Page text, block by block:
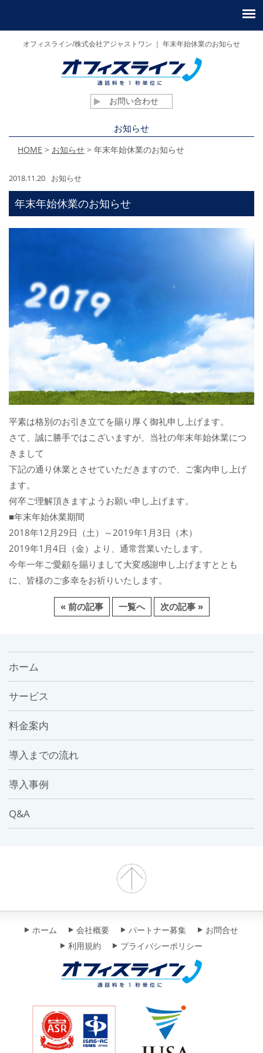
オフィスライン/株式会社アジャストワン ｜ 年末年始休業のお知らせ
お問い合わせ
お知らせ
HOME > お知らせ > 年末年始休業のお知らせ
2018.11.20 お知らせ
年末年始休業のお知らせ
平素は格別のお引き立てを賜り厚く御礼申し上げます。
さて、誠に勝手ではこざいますが、当社の年末年始休業につ
きまして
下記の通り休業とさせていただきますので、ご案内申し上げ
ます。
何卒ご理解頂きますようお願い申し上げます。
■年末年始休業期間
2018年12月29日（土）～2019年1月3日（木）
2019年1月4日（金）より、通常営業いたします。
今年一年ご愛顧を賜りまして大変感謝申し上げますととも
に、皆様のご多幸をお祈りいたします。
« 前の記事 一覧へ 次の記事 »
ホーム
サービス
料金案内
導入までの流れ
導入事例
Q&A
ホーム 会社概要 パートナー募集
お問合せ
利用規約
プライバシーポリシー